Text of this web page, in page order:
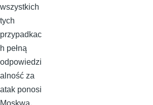
wszystkich
tych
przypadkac
h pełną
odpowiedzi
alność za
atak ponosi